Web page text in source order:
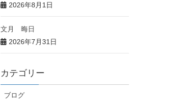
2026年8月1日
文月 晦日
2026年7月31日
カテゴリー
ブログ